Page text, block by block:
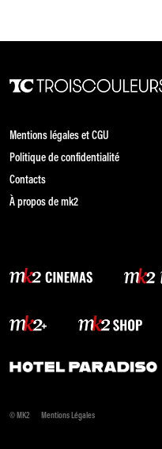
Mentions légales et CGU
Politique de confidentialité
Contacts
À propos de mk2
© MK2 Mentions Légales